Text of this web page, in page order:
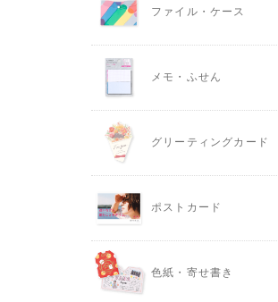
ファイル・ケース
メモ・ふせん
グリーティングカード
ポストカード
色紙・寄せ書き